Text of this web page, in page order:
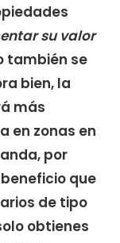
su valor
también se
bien, la
más
en zonas en
por
beneficio que
de tipo
obtienes